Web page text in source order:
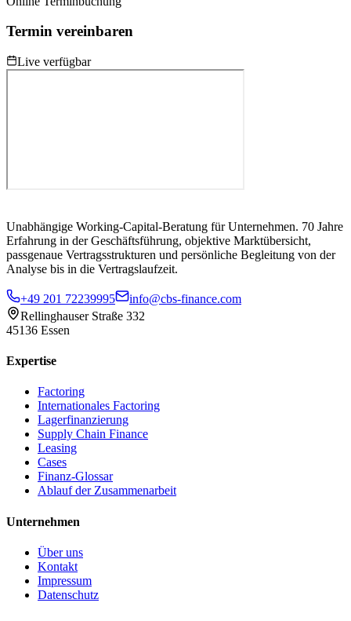
Termin vereinbaren
Live verfügbar
Unabhängige Working-Capital-Beratung für Unternehmen. 70 Jahre
Erfahrung in der Geschäftsführung, objektive Marktübersicht,
passgenaue Vertragsstrukturen und persönliche Begleitung von der
Analyse bis in die Vertragslaufzeit.
+49 201 72239995
info@cbs-finance.com
Rellinghauser Straße 332
45136 Essen
Expertise
Factoring
Internationales Factoring
Lagerfinanzierung
Supply Chain Finance
Leasing
Cases
Finanz-Glossar
Ablauf der Zusammenarbeit
Unternehmen
Über uns
Kontakt
Impressum
Datenschutz